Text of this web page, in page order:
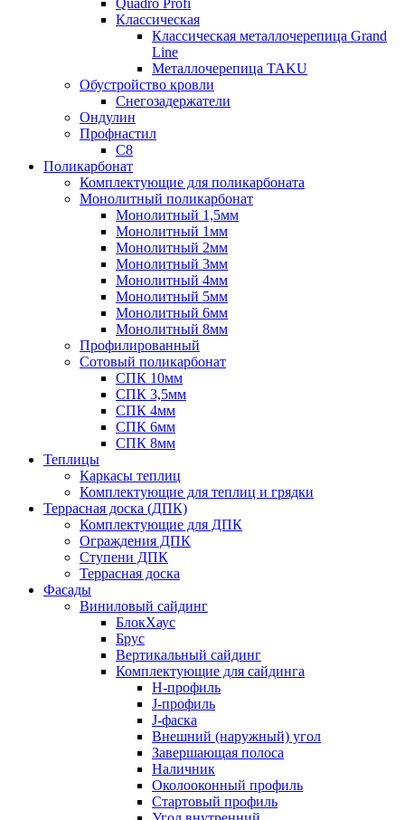
Quadro Profi
Классическая
Классическая металлочерепица Grand
Line
Металлочерепица TAKU
Обустройство кровли
Снегозадержатели
Ондулин
Профнастил
С8
Поликарбонат
Комплектующие для поликарбоната
Монолитный поликарбонат
Монолитный 1,5мм
Монолитный 1мм
Монолитный 2мм
Монолитный 3мм
Монолитный 4мм
Монолитный 5мм
Монолитный 6мм
Монолитный 8мм
Профилированный
Сотовый поликарбонат
СПК 10мм
СПК 3,5мм
СПК 4мм
СПК 6мм
СПК 8мм
Теплицы
Каркасы теплиц
Комплектующие для теплиц и грядки
Террасная доска (ДПК)
Комплектующие для ДПК
Ограждения ДПК
Ступени ДПК
Террасная доска
Фасады
Виниловый сайдинг
БлокХаус
Брус
Вертикальный сайдинг
Комплектующие для сайдинга
H-профиль
J-профиль
J-фаска
Внешний (наружный) угол
Завершающая полоса
Наличник
Околооконный профиль
Стартовый профиль